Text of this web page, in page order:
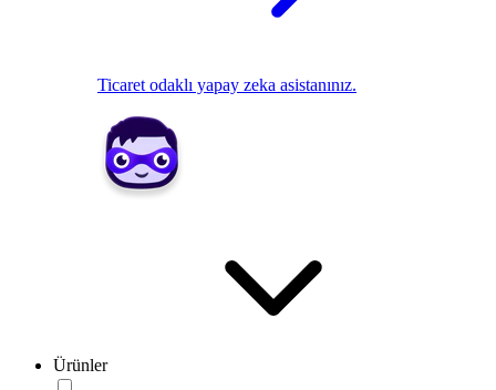
Ticaret odaklı yapay zeka asistanınız.
Ürünler